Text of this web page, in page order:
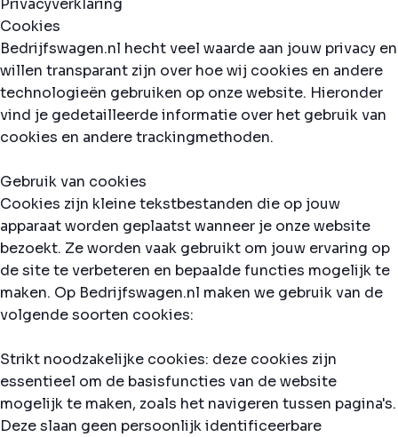
Privacyverklaring
Cookies
Bedrijfswagen.nl hecht veel waarde aan jouw privacy en
willen transparant zijn over hoe wij cookies en andere
technologieën gebruiken op onze website. Hieronder
vind je gedetailleerde informatie over het gebruik van
cookies en andere trackingmethoden.
Gebruik van cookies
Cookies zijn kleine tekstbestanden die op jouw
apparaat worden geplaatst wanneer je onze website
bezoekt. Ze worden vaak gebruikt om jouw ervaring op
de site te verbeteren en bepaalde functies mogelijk te
maken. Op Bedrijfswagen.nl maken we gebruik van de
volgende soorten cookies:
Strikt noodzakelijke cookies: deze cookies zijn
essentieel om de basisfuncties van de website
mogelijk te maken, zoals het navigeren tussen pagina's.
Deze slaan geen persoonlijk identificeerbare